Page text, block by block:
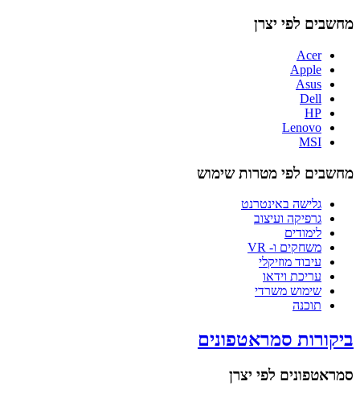
מחשבים לפי יצרן
Acer
Apple
Asus
Dell
HP
Lenovo
MSI
מחשבים לפי מטרות שימוש
גלישה באינטרנט
גרפיקה ועיצוב
לימודים
משחקים ו- VR
עיבוד מוזיקלי
עריכת וידאו
שימוש משרדי
תוכנה
ביקורות סמראטפונים
סמראטפונים לפי יצרן